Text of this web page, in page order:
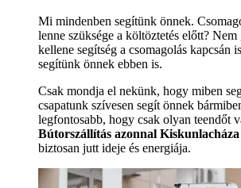
Mi mindenben segítünk önnek.
lenne szüksége a költöztetés előtt?
kellene segítség a csomagolás kapcsán
segítünk önnek ebben is.
Csak mondja el nekünk, hogy miben
csapatunk szívesen segít önnek
legfontosabb, hogy csak olyan teendőt
Bútorszállítás azonnal Kiskunlacháza
biztosan jutt ideje és energiája.